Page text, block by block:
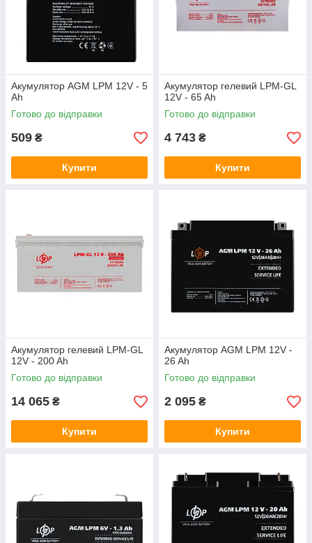
Акумулятор AGM LPM 12V - 5
Ah
Готово до відправки
509 ₴
Купити
Акумулятор гелевий LPM-GL
12V - 65 Ah
Готово до відправки
4 743 ₴
Купити
Акумулятор гелевий LPM-GL
12V - 200 Ah
Готово до відправки
14 065 ₴
Купити
Акумулятор AGM LPM 12V -
26 Ah
Готово до відправки
2 095 ₴
Купити